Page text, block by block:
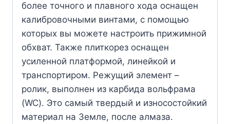
более точного и плавного хода оснащен
калибровочными винтами, с помощью
которых вы можете настроить прижимной
обхват. Также плиткорез оснащен
усиленной платформой, линейкой и
транспортиром. Режущий элемент –
ролик, выполнен из карбида вольфрама
(WC). Это самый твердый и износостойкий
материал на Земле, после алмаза.